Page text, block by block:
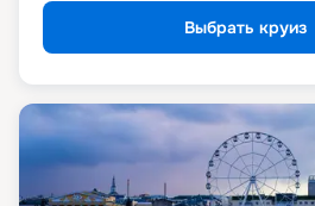
Выбрать круиз